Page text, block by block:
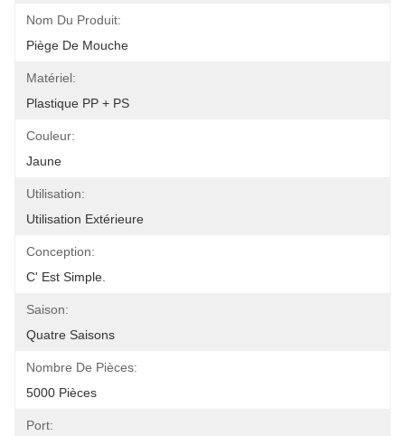
Nom Du Produit:
Piège De Mouche
Matériel:
Plastique PP + PS
Couleur:
Jaune
Utilisation:
Utilisation Extérieure
Conception:
C' Est Simple.
Saison:
Quatre Saisons
Nombre De Pièces:
5000 Pièces
Port: